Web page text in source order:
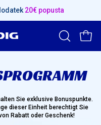
20€ popusta
ODPRI
ISKALNO
Sie exklusive Bonuspunkte.
dieser Einheit berechtigt Sie
Rabatt oder Geschenk!